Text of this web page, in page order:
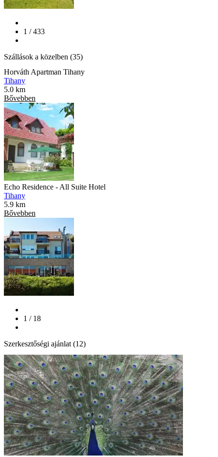
1 / 433
Szállások a közelben (35)
Horváth Apartman Tihany
Tihany
5.0 km
Bővebben
Echo Residence - All Suite Hotel
Tihany
5.9 km
Bővebben
1 / 18
Szerkesztőségi ajánlat (12)